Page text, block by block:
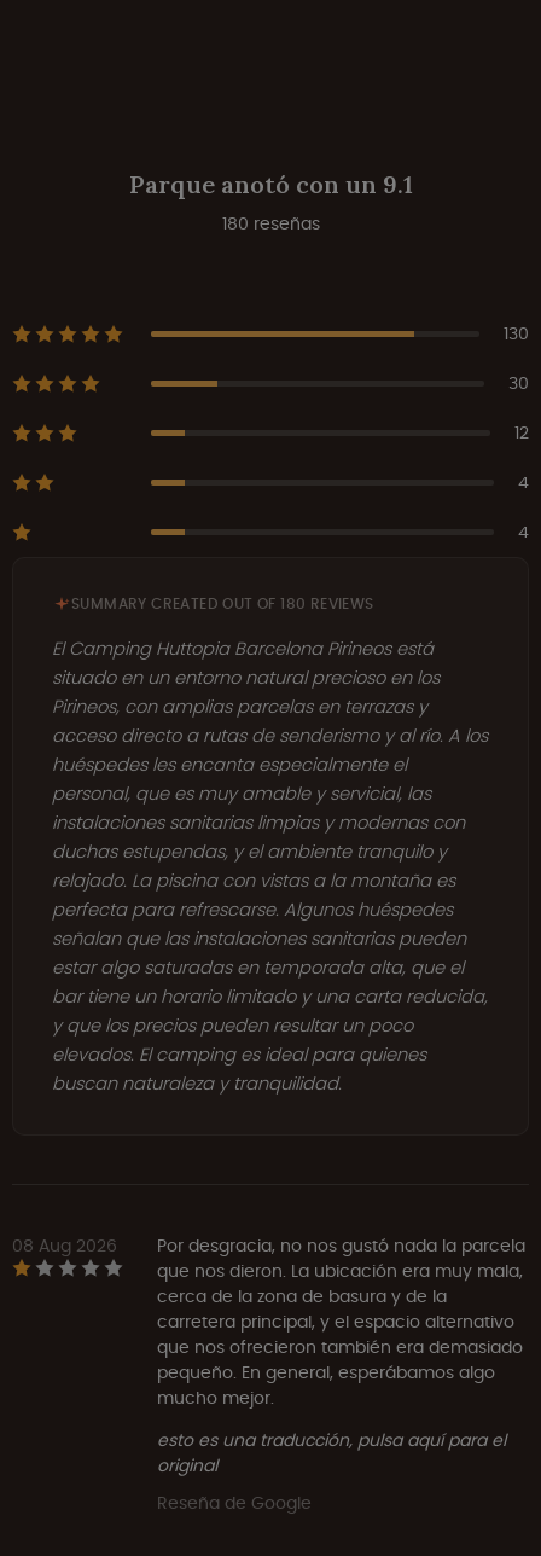
Parque anotó con un 9.1
180 reseñas
130
30
12
4
4
SUMMARY CREATED OUT OF 180 REVIEWS
El Camping Huttopia Barcelona Pirineos está
situado en un entorno natural precioso en los
Pirineos, con amplias parcelas en terrazas y
acceso directo a rutas de senderismo y al río. A los
huéspedes les encanta especialmente el
personal, que es muy amable y servicial, las
instalaciones sanitarias limpias y modernas con
duchas estupendas, y el ambiente tranquilo y
relajado. La piscina con vistas a la montaña es
perfecta para refrescarse. Algunos huéspedes
señalan que las instalaciones sanitarias pueden
estar algo saturadas en temporada alta, que el
bar tiene un horario limitado y una carta reducida,
y que los precios pueden resultar un poco
elevados. El camping es ideal para quienes
buscan naturaleza y tranquilidad.
08 Aug 2026
Por desgracia, no nos gustó nada la parcela
que nos dieron. La ubicación era muy mala,
cerca de la zona de basura y de la
carretera principal, y el espacio alternativo
que nos ofrecieron también era demasiado
pequeño. En general, esperábamos algo
mucho mejor.
esto es una traducción, pulsa aquí para el
original
Reseña de Google